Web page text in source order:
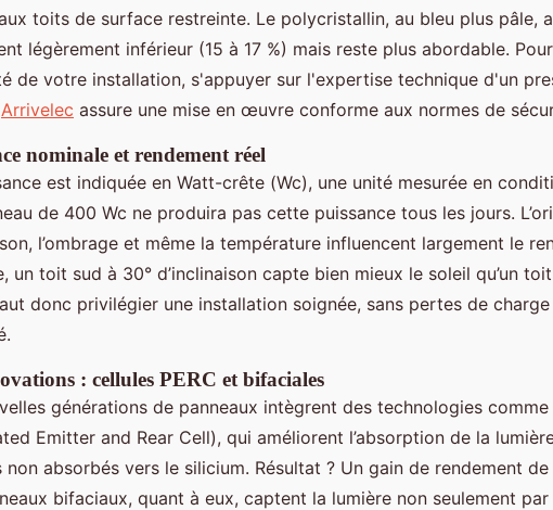
toits de surface restreinte. Le polycristallin, au bleu plus pâle,
légèrement inférieur (15 à 17 %) mais reste plus abordable.
de votre installation, s'appuyer sur l'expertise technique d'un
Arrivelec assure une mise en œuvre conforme aux normes de
nominale et rendement réel
est indiquée en Watt-crête (Wc), une unité mesurée en
de 400 Wc ne produira pas cette puissance tous les jours.
l’ombrage et même la température influencent largement le
un toit sud à 30° d’inclinaison capte bien mieux le soleil qu’un
donc privilégier une installation soignée, sans pertes de
: cellules PERC et bifaciales
générations de panneaux intègrent des technologies comme
Emitter and Rear Cell), qui améliorent l’absorption de la
non absorbés vers le silicium. Résultat ? Un gain de rendement de
bifaciaux, quant à eux, captent la lumière non seulement